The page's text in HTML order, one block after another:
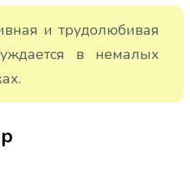
и трудолюбивая
в немалых